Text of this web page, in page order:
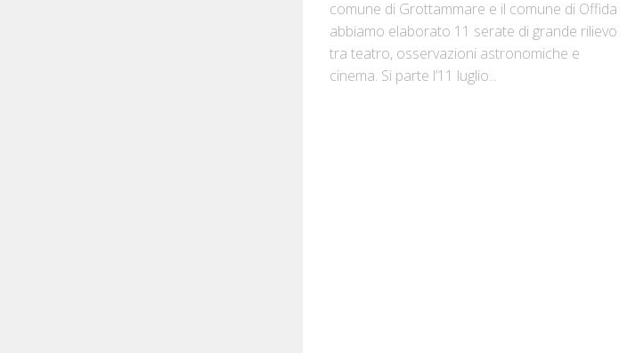
comune di Grottammare e il comune di Offida
abbiamo elaborato 11 serate di grande rilievo
tra teatro, osservazioni astronomiche e
cinema. Si parte l’11 luglio...